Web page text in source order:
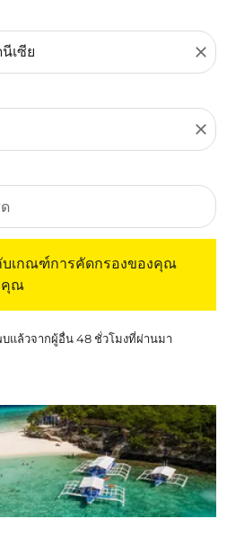
close
close
บเกณฑ์การคัดกรองของคุณ
คุณ
แล้วจากผู้อื่น 48 ชั่วโมงที่ผ่านมา